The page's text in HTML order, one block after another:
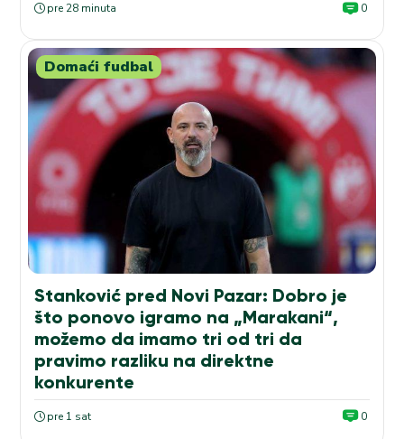
pre 28 minuta 0
Domaći fudbal
Stanković pred Novi Pazar: Dobro je
što ponovo igramo na „Marakani“,
možemo da imamo tri od tri da
pravimo razliku na direktne
konkurente
pre 1 sat 0